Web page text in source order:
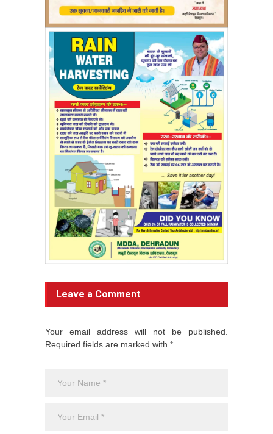
Leave a Comment
Your email address will not be published.
Required fields are marked with *